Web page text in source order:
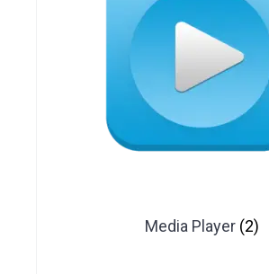
Media Player (2)